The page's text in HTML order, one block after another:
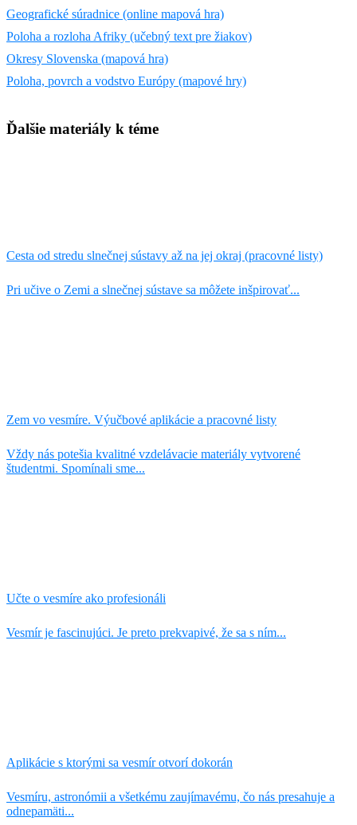
Geografické súradnice (online mapová hra)
Poloha a rozloha Afriky (učebný text pre žiakov)
Okresy Slovenska (mapová hra)
Poloha, povrch a vodstvo Európy (mapové hry)
Ďalšie materiály k téme
Cesta od stredu slnečnej sústavy až na jej okraj (pracovné listy)
Pri učive o Zemi a slnečnej sústave sa môžete inšpirovať...
Zem vo vesmíre. Výučbové aplikácie a pracovné listy
Vždy nás potešia kvalitné vzdelávacie materiály vytvorené
študentmi. Spomínali sme...
Učte o vesmíre ako profesionáli
Vesmír je fascinujúci. Je preto prekvapivé, že sa s ním...
Aplikácie s ktorými sa vesmír otvorí dokorán
Vesmíru, astronómii a všetkému zaujímavému, čo nás presahuje a
odnepamäti...